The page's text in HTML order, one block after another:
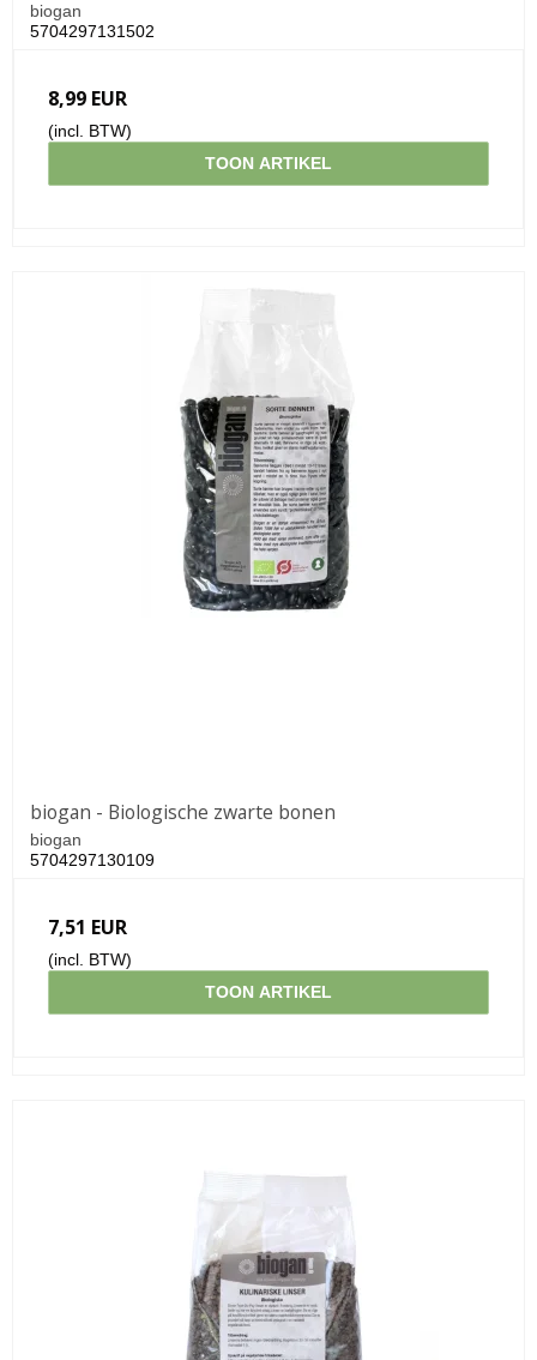
biogan
5704297131502
8,99 EUR
(incl. BTW)
TOON ARTIKEL
biogan - Biologische zwarte bonen
biogan
5704297130109
7,51 EUR
(incl. BTW)
TOON ARTIKEL